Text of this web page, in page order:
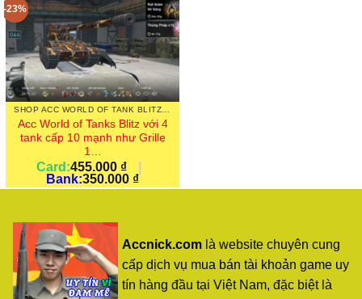
-23%
Acc World of Tanks Blitz với 4
tank cấp 10 mạnh như Grille
1…
Card:455.000 ₫
Bank:350.000 ₫
Accnick.com là website chuyên cung
cấp dịch vụ mua bán tài khoản game uy
tín hàng đầu tại Việt Nam, đặc biệt là